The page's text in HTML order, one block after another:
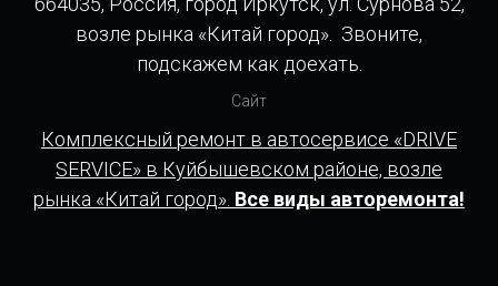
возле рынка «Китай город». Звоните,
подскажем как доехать.
Сайт
Комплексный ремонт в автосервисе «DRIVE
SERVICE» в Куйбышевском районе, возле
рынка «Китай город». Все виды авторемонта!